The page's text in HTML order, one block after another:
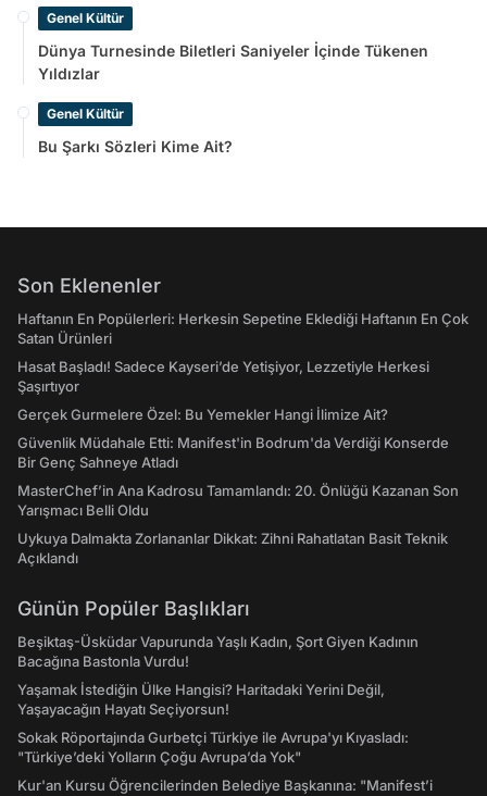
Genel Kültür
Dünya Turnesinde Biletleri Saniyeler İçinde Tükenen
Yıldızlar
Genel Kültür
Bu Şarkı Sözleri Kime Ait?
Son Eklenenler
Haftanın En Popülerleri: Herkesin Sepetine Eklediği Haftanın En Çok
Satan Ürünleri
Hasat Başladı! Sadece Kayseri’de Yetişiyor, Lezzetiyle Herkesi
Şaşırtıyor
Gerçek Gurmelere Özel: Bu Yemekler Hangi İlimize Ait?
Güvenlik Müdahale Etti: Manifest'in Bodrum'da Verdiği Konserde
Bir Genç Sahneye Atladı
MasterChef’in Ana Kadrosu Tamamlandı: 20. Önlüğü Kazanan Son
Yarışmacı Belli Oldu
Uykuya Dalmakta Zorlananlar Dikkat: Zihni Rahatlatan Basit Teknik
Açıklandı
Günün Popüler Başlıkları
Beşiktaş-Üsküdar Vapurunda Yaşlı Kadın, Şort Giyen Kadının
Bacağına Bastonla Vurdu!
Yaşamak İstediğin Ülke Hangisi? Haritadaki Yerini Değil,
Yaşayacağın Hayatı Seçiyorsun!
Sokak Röportajında Gurbetçi Türkiye ile Avrupa'yı Kıyasladı:
"Türkiye’deki Yolların Çoğu Avrupa’da Yok"
Kur'an Kursu Öğrencilerinden Belediye Başkanına: "Manifest’i